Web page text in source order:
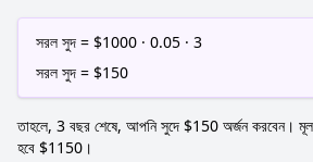
সরল সুদ = $1000 · 0.05 · 3
সরল সুদ = $150
তাহলে, 3 বছর শেষে, আপনি সুদে $150 অর্জন করবেন।
হবে $1150।